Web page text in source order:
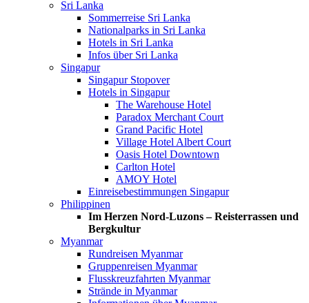
Sri Lanka
Sommerreise Sri Lanka
Nationalparks in Sri Lanka
Hotels in Sri Lanka
Infos über Sri Lanka
Singapur
Singapur Stopover
Hotels in Singapur
The Warehouse Hotel
Paradox Merchant Court
Grand Pacific Hotel
Village Hotel Albert Court
Oasis Hotel Downtown
Carlton Hotel
AMOY Hotel
Einreisebestimmungen Singapur
Philippinen
Im Herzen Nord-Luzons – Reisterrassen und
Bergkultur
Myanmar
Rundreisen Myanmar
Gruppenreisen Myanmar
Flusskreuzfahrten Myanmar
Strände in Myanmar